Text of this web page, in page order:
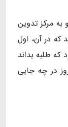
مرکز تدوین
که در آن، اول
که طلبه بداند
در چه جایی